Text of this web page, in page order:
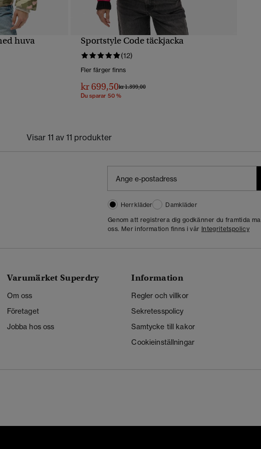
huva
SNABBVY
Sportstyle Code täckjacka
(12)
Fler färger finns
kr 699,50Pris reducerat från
kr 1.399,00till
Du sparar 50 %
Visar 11 av 11 produkter
Herrkläder
Damkläder
Genom att registrera dig godkänner du framtida
oss. Mer information finns i vår Integritetspolicy
Varumärket Superdry
Om oss
Företaget
Jobba hos oss
Information
Regler och villkor
Sekretesspolicy
Samtycke till kakor
Cookieinställningar